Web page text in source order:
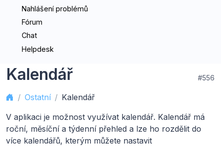
Nahlášení problémů
Fórum
Chat
Helpdesk
Kalendář #556
Ostatní
Kalendář
V aplikaci je možnost využívat kalendář. Kalendář má
roční, měsíční a týdenní přehled a lze ho rozdělit do
více kalendářů, kterým můžete nastavit